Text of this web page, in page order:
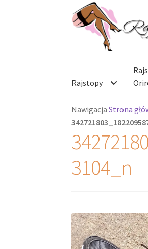
Przejdź
do
nawigacji
Przejdź
do
treści
Rajstopy
NawigacjaStrona
3104_n